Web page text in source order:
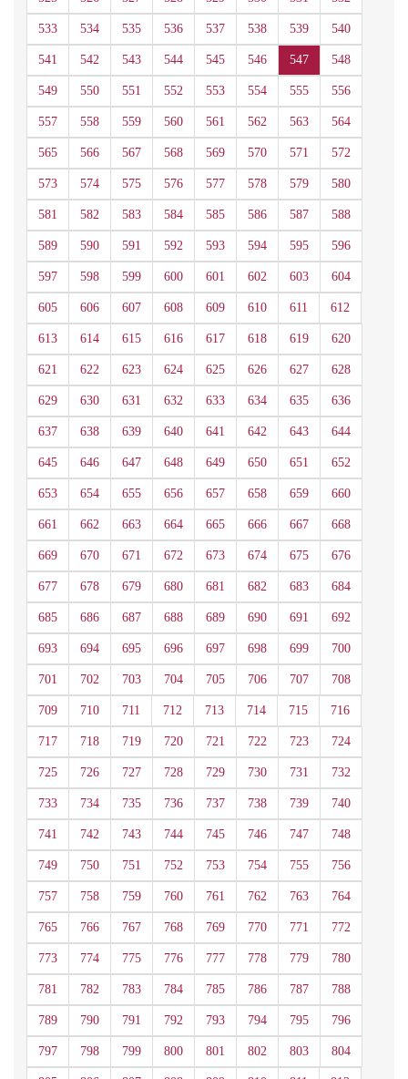
533 534 535 536 537 538 539 540
541 542 543 544 545 546 547 548
549 550 551 552 553 554 555 556
557 558 559 560 561 562 563 564
565 566 567 568 569 570 571 572
573 574 575 576 577 578 579 580
581 582 583 584 585 586 587 588
589 590 591 592 593 594 595 596
597 598 599 600 601 602 603 604
605 606 607 608 609 610 611 612
613 614 615 616 617 618 619 620
621 622 623 624 625 626 627 628
629 630 631 632 633 634 635 636
637 638 639 640 641 642 643 644
645 646 647 648 649 650 651 652
653 654 655 656 657 658 659 660
661 662 663 664 665 666 667 668
669 670 671 672 673 674 675 676
677 678 679 680 681 682 683 684
685 686 687 688 689 690 691 692
693 694 695 696 697 698 699 700
701 702 703 704 705 706 707 708
709 710 711 712 713 714 715 716
717 718 719 720 721 722 723 724
725 726 727 728 729 730 731 732
733 734 735 736 737 738 739 740
741 742 743 744 745 746 747 748
749 750 751 752 753 754 755 756
757 758 759 760 761 762 763 764
765 766 767 768 769 770 771 772
773 774 775 776 777 778 779 780
781 782 783 784 785 786 787 788
789 790 791 792 793 794 795 796
797 798 799 800 801 802 803 804